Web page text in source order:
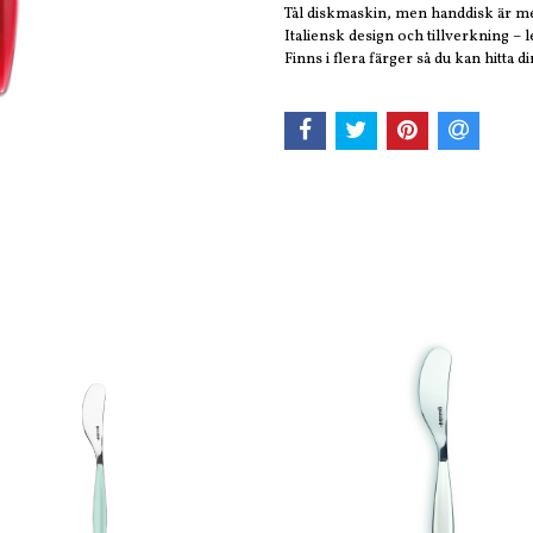
Tål diskmaskin, men handdisk är
Italiensk design och tillverkning –
Finns i flera färger så du kan hitta